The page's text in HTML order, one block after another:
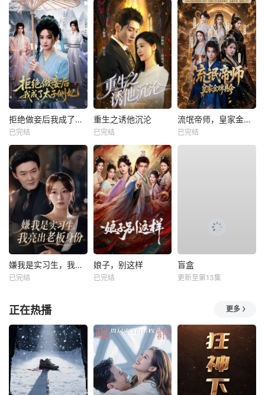
拒绝做妾后我成了太子侧妃
已完结
重生之诱他沉沦
已完结
流氓帝师，皇家金牌县令
已完结
嫌我是实习生，我亮出老板身份
已完结
娘子，别这样
已完结
盲盒
更新至第13集
正在热播 更多